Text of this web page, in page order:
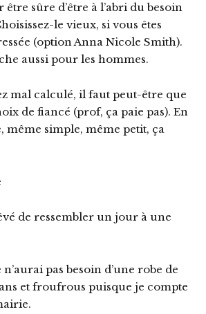
sûre d’être à l’abri du besoin
le vieux, si vous êtes
(option Anna Nicole Smith).
aussi pour les hommes.
mal calculé, il faut peut-être que
de fiancé (prof, ça paie pas). En
même simple, même petit, ça
de ressembler un jour à une
pas besoin d’une robe de
et froufrous puisque je compte